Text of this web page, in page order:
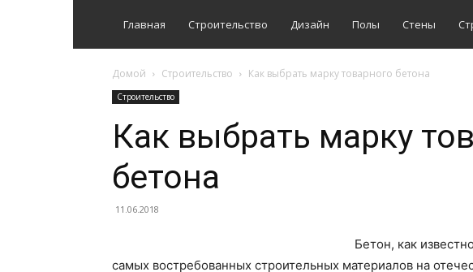
Главная Строительство Дизайн Полы Стены
Домой Строительство Как выбрать марку товарного бетона
Строительство
Как выбрать марку
бетона
11.06.2018
Бетон, как
самых востребованных строительных материалов на